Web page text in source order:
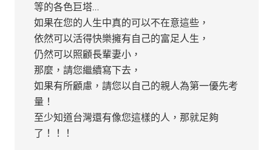
等的各色巨塔…
如果在您的人生中真的可以不在意這些，
依然可以活得快樂擁有自己的富足人生，
仍然可以照顧長輩妻小，
那麼，請您繼續寫下去，
如果有所顧慮，請您以自己的親人為第一優先考
量！
至少知道台灣還有像您這樣的人，那就足夠
了！！！